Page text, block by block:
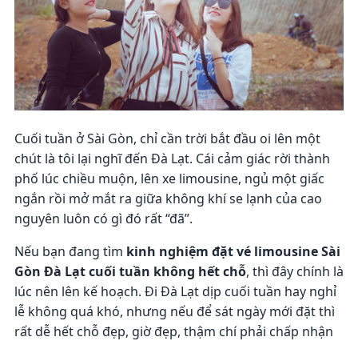
Cuối tuần ở Sài Gòn, chỉ cần trời bắt đầu oi lên một
chút là tôi lại nghĩ đến Đà Lạt. Cái cảm giác rời thành
phố lúc chiều muộn, lên xe limousine, ngủ một giấc
ngắn rồi mở mắt ra giữa không khí se lạnh của cao
nguyên luôn có gì đó rất “đã”.
Nếu bạn đang tìm kinh nghiệm đặt vé limousine Sài
Gòn Đà Lạt cuối tuần không hết chỗ, thì đây chính là
lúc nên lên kế hoạch. Đi Đà Lạt dịp cuối tuần hay nghỉ
lễ không quá khó, nhưng nếu để sát ngày mới đặt thì
rất dễ hết chỗ đẹp, giờ đẹp, thậm chí phải chấp nhận